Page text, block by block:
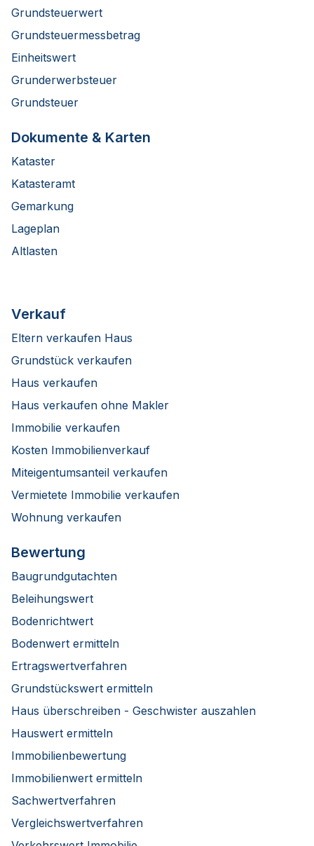
Grundsteuerwert
Grundsteuermessbetrag
Einheitswert
Grunderwerbsteuer
Grundsteuer
Dokumente & Karten
Kataster
Katasteramt
Gemarkung
Lageplan
Altlasten
Verkauf
Eltern verkaufen Haus
Grundstück verkaufen
Haus verkaufen
Haus verkaufen ohne Makler
Immobilie verkaufen
Kosten Immobilienverkauf
Miteigentumsanteil verkaufen
Vermietete Immobilie verkaufen
Wohnung verkaufen
Bewertung
Baugrundgutachten
Beleihungswert
Bodenrichtwert
Bodenwert ermitteln
Ertragswertverfahren
Grundstückswert ermitteln
Haus überschreiben - Geschwister auszahlen
Hauswert ermitteln
Immobilienbewertung
Immobilienwert ermitteln
Sachwertverfahren
Vergleichswertverfahren